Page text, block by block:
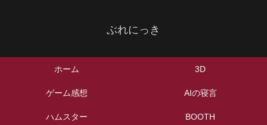
ぶれにっき
ホーム 3D
ゲーム感想 AIの寝言
ハムスター BOOTH